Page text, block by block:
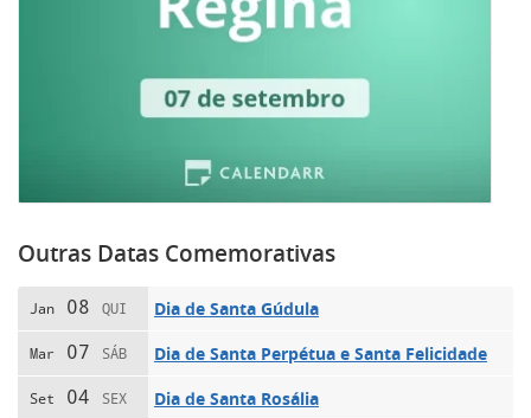
Outras Datas Comemorativas
Jan 08 QUI Dia de Santa Gúdula
Mar 07 SÁB Dia de Santa Perpétua e Santa Felicidade
Set 04 SEX Dia de Santa Rosália